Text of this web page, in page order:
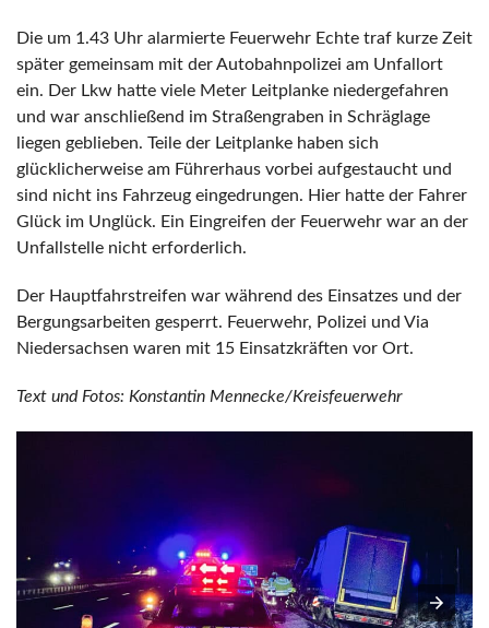
Die um 1.43 Uhr alarmierte Feuerwehr Echte traf kurze Zeit
später gemeinsam mit der Autobahnpolizei am Unfallort
ein. Der Lkw hatte viele Meter Leitplanke niedergefahren
und war anschließend im Straßengraben in Schräglage
liegen geblieben. Teile der Leitplanke haben sich
glücklicherweise am Führerhaus vorbei aufgestaucht und
sind nicht ins Fahrzeug eingedrungen. Hier hatte der Fahrer
Glück im Unglück. Ein Eingreifen der Feuerwehr war an der
Unfallstelle nicht erforderlich.
Der Hauptfahrstreifen war während des Einsatzes und der
Bergungsarbeiten gesperrt. Feuerwehr, Polizei und Via
Niedersachsen waren mit 15 Einsatzkräften vor Ort.
Text und Fotos: Konstantin Mennecke/Kreisfeuerwehr